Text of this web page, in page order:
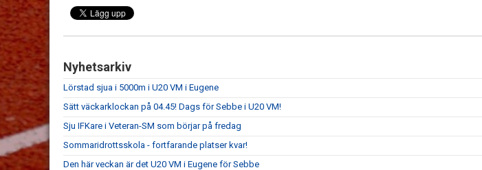
Nyhetsarkiv
Lörstad sjua i 5000m i U20 VM i Eugene
Sätt väckarklockan på 04.45! Dags för Sebbe i U20 VM!
Sju IFKare i Veteran-SM som börjar på fredag
Sommaridrottsskola - fortfarande platser kvar!
Den här veckan är det U20 VM i Eugene för Sebbe